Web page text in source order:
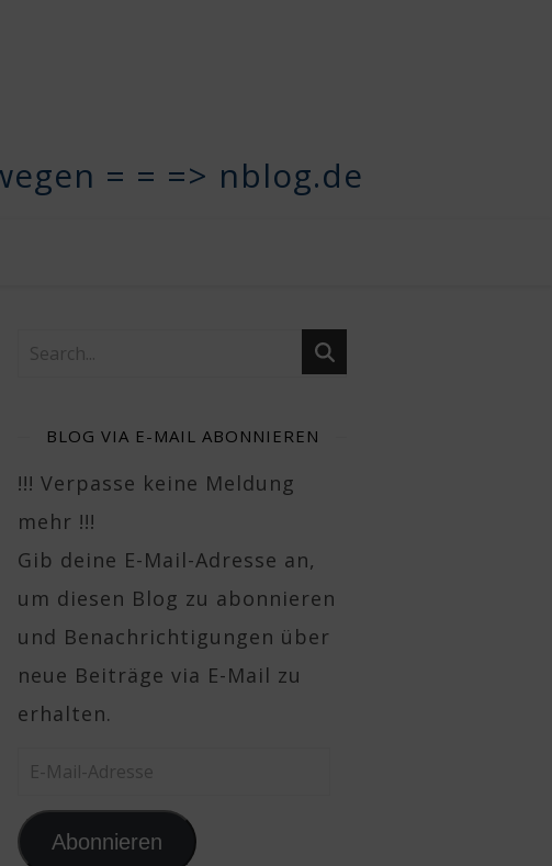
= = => nblog.de
BLOG VIA E-MAIL ABONNIEREN
!!! Verpasse keine Meldung
mehr !!!
Gib deine E-Mail-Adresse an,
um diesen Blog zu abonnieren
und Benachrichtigungen über
neue Beiträge via E-Mail zu
erhalten.
E-Mail-Adresse
Abonnieren